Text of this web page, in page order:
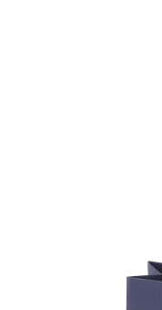
maišeliai su
rankenomis